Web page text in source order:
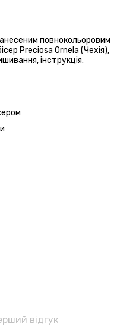
повнокольоровим
Preciosa Ornela (Чехія),
інструкція.
відгук